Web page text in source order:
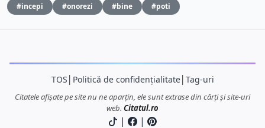
#incepi
#onorezi #bine #poti
TOS Politică de confidențialitate│ Tag-uri
Citatele afișate pe site nu ne aparțin, ele sunt extrase din cărți și site-uri
web. Citatul.ro
| |